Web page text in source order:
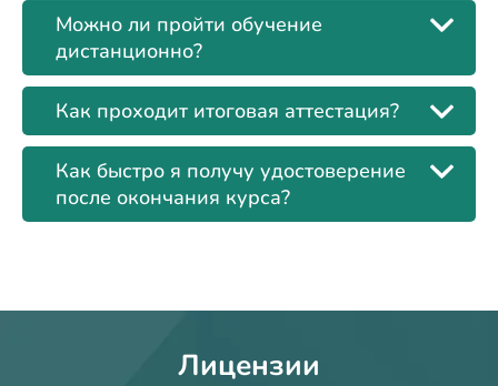
Можно ли пройти обучение
дистанционно?
Как проходит итоговая аттестация?
Как быстро я получу удостоверение
после окончания курса?
Лицензии